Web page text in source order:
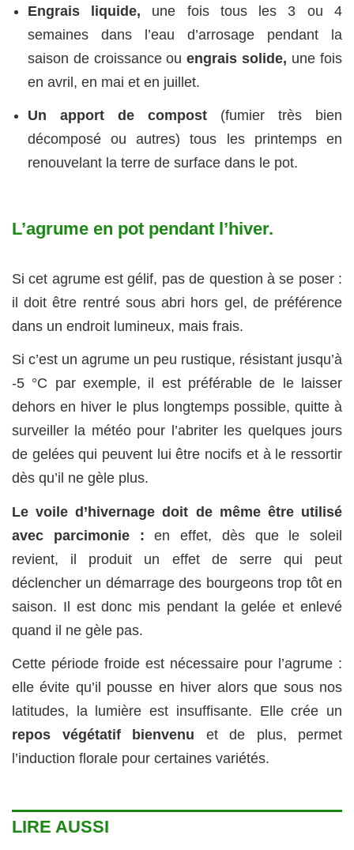
Engrais liquide, une fois tous les 3 ou 4
semaines dans l’eau d’arrosage pendant la
saison de croissance ouengrais solide, une fois
en avril, en mai et en juillet.
Un apport de compost(fumier très bien
décomposé ou autres) tous les printemps en
renouvelant la terre de surface dans le pot.
L’agrume en pot pendant l’hiver.
Si cet agrume est gélif, pas de question à se poser :
il doit être rentré sous abri hors gel, de préférence
dans un endroit lumineux, mais frais.
Si c’est un agrume un peu rustique, résistant jusqu’à
-5 °C par exemple, il est préférable de le laisser
dehors en hiver le plus longtemps possible, quitte à
surveiller la météo pour l’abriter les quelques jours
de gelées qui peuvent lui être nocifs et à le ressortir
dès qu’il ne gèle plus.
Le voile d’hivernage doit de même être utilisé
avec parcimonie : en effet, dès que le soleil
revient, il produit un effet de serre qui peut
déclencher un démarrage des bourgeons trop tôt en
saison. Il est donc mis pendant la gelée et enlevé
quand il ne gèle pas.
Cette période froide est nécessaire pour l’agrume :
elle évite qu’il pousse en hiver alors que sous nos
latitudes, la lumière est insuffisante. Elle crée un
repos végétatif bienvenu et de plus, permet
l’induction florale pour certaines variétés.
LIRE AUSSI